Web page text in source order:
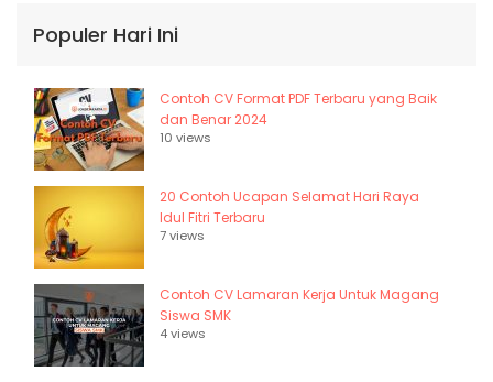
Populer Hari Ini
Contoh CV Format PDF Terbaru yang Baik
dan Benar 2024
10 views
20 Contoh Ucapan Selamat Hari Raya
Idul Fitri Terbaru
7 views
Contoh CV Lamaran Kerja Untuk Magang
Siswa SMK
4 views